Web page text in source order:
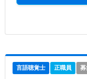
言語聴覚士 正職員